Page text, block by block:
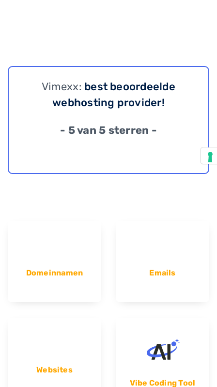
Vimexx: best beoordeelde
webhosting provider!
- 5 van 5 sterren -
Domeinnamen Emails
Websites
Vibe Coding Tool